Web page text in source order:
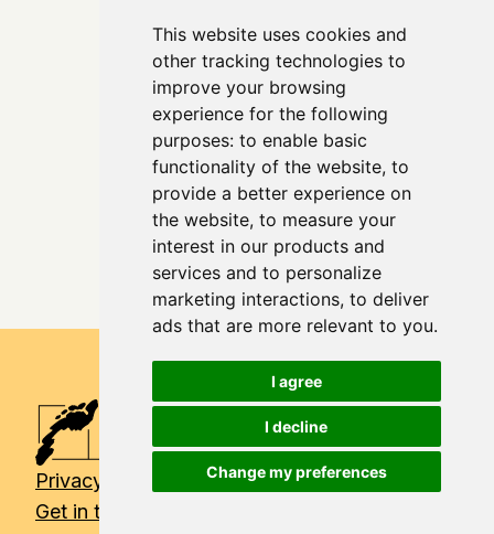
This website uses cookies and
other tracking technologies to
improve your browsing
experience for the following
purposes: to enable basic
functionality of the website, to
provide a better experience on
the website, to measure your
interest in our products and
services and to personalize
marketing interactions, to deliver
ads that are more relevant to you.
I agree
I decline
Change my preferences
Privacy policy
Get in touch